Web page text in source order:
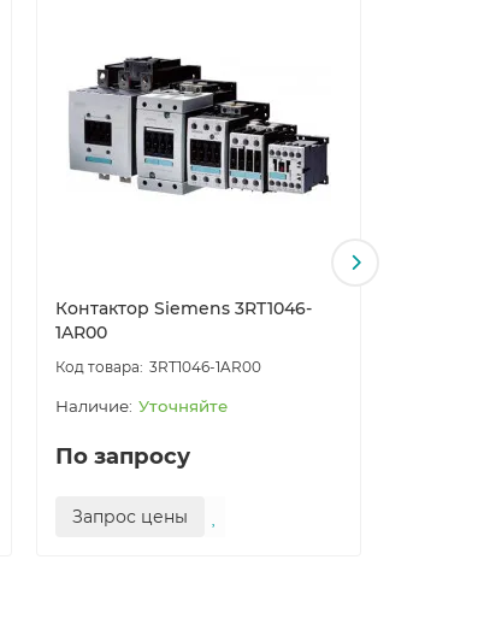
Контактор Siemens 3RT1046-
1AR00
3RT1046-1AR00
Уточняйте
По запросу
Запрос цены